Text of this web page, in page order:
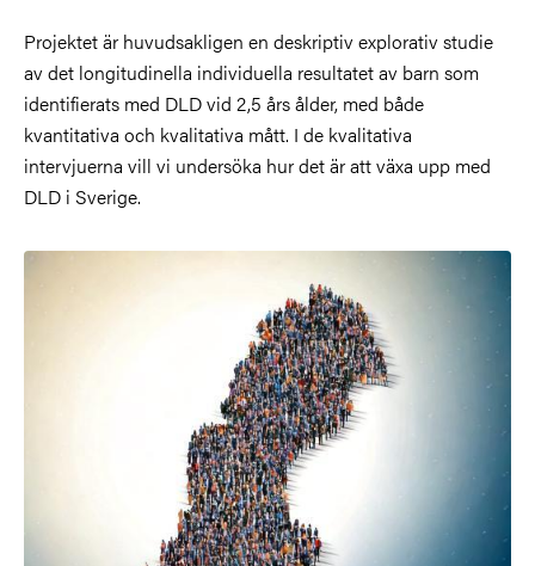
Projektet är huvudsakligen en deskriptiv explorativ studie
av det longitudinella individuella resultatet av barn som
identifierats med DLD vid 2,5 års ålder, med både
kvantitativa och kvalitativa mått. I de kvalitativa
intervjuerna vill vi undersöka hur det är att växa upp med
DLD i Sverige.